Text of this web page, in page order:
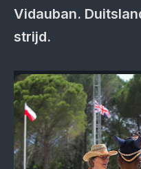
Vidauban.
strijd.